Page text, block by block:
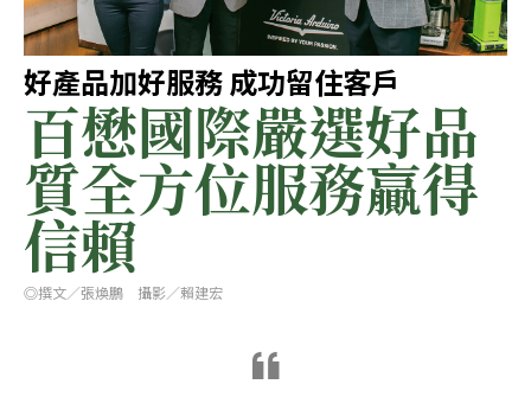
好產品加好服務 成功留住客戶
百懋國際嚴選好品
質全方位服務贏得
信賴
◎撰文／張煥鵬 攝影／賴建宏